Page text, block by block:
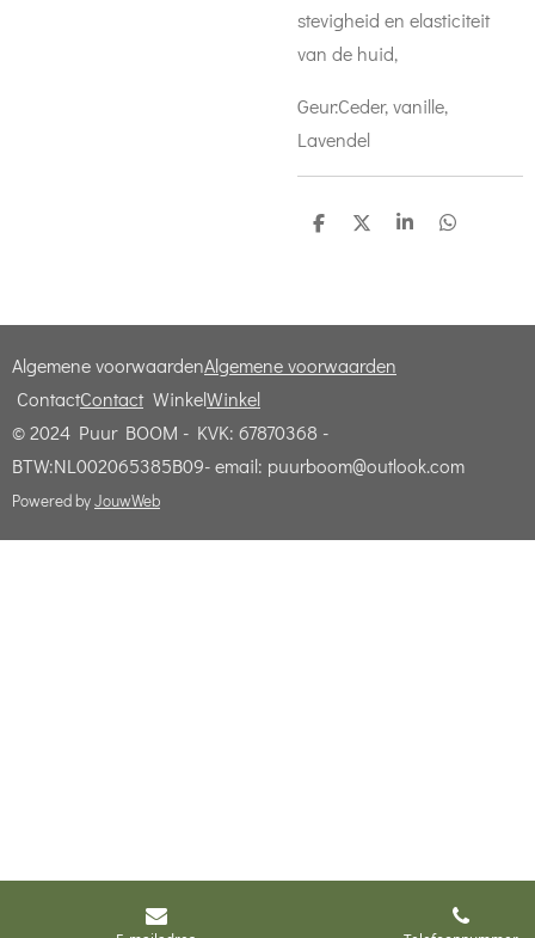
stevigheid en elasticiteit
van de huid,
Geur:Ceder, vanille,
Lavendel
D
D
S
D
Algemene voorwaardenAlgemene voorwaarden
ContactContactWinkelWinkel
© 2024 Puur BOOM - KVK: 67870368 -
BTW:NL002065385B09- email: puurboom@outlook.com
Powered byJouwWeb